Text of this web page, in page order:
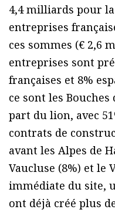
4,4 milliards pour
entreprises
ces sommes (€ 2,6
entreprises sont
françaises et 8%
ce sont les
part du lion, avec
contrats de
avant les Alpes de
Vaucluse (8%) et le
immédiate du site,
ont déjà créé plus